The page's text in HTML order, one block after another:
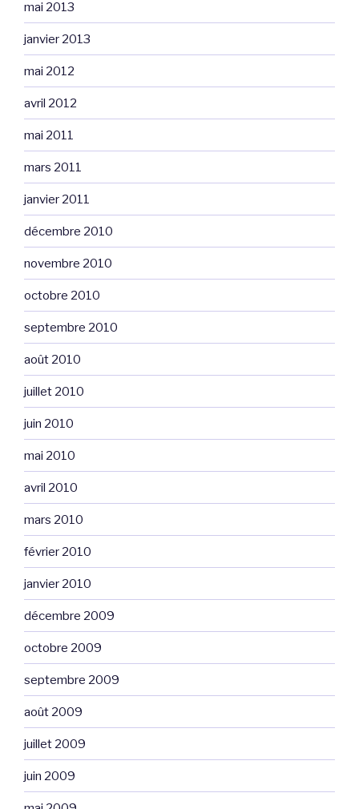
mai 2013
janvier 2013
mai 2012
avril 2012
mai 2011
mars 2011
janvier 2011
décembre 2010
novembre 2010
octobre 2010
septembre 2010
août 2010
juillet 2010
juin 2010
mai 2010
avril 2010
mars 2010
février 2010
janvier 2010
décembre 2009
octobre 2009
septembre 2009
août 2009
juillet 2009
juin 2009